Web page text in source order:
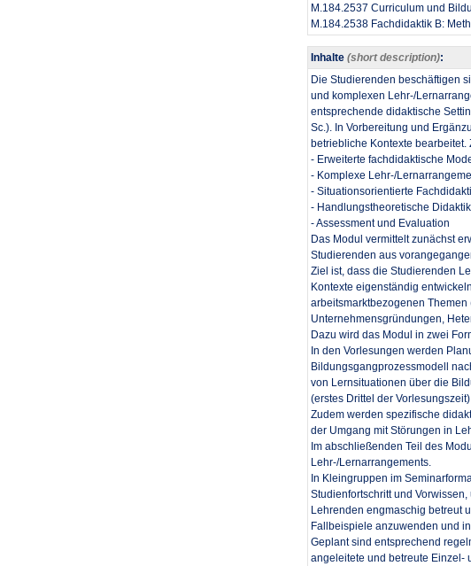
M.184.2537 Curriculum und
M.184.2538 Fachdidaktik B:
Inhalte (short description):
​Die Studierenden beschäftigen
und komplexen Lehr-/
entsprechende didaktische
Sc.). In Vorbereitung und
betriebliche Kontexte
- Erweiterte fachdidaktische
- Komplexe Lehr-/
- Situationsorientierte
- Handlungstheoretische Didaktik
- Assessment und Evaluation
Das Modul vermittelt zunächst
Studierenden aus
Ziel ist, dass die Studierenden
Kontexte eigenständig
arbeitsmarktbezogenen
Unternehmensgründungen,
Dazu wird das Modul in zwei
In den Vorlesungen werden
Bildungsgangprozessmodell
von Lernsituationen über die
(erstes Drittel der
Zudem werden spezifische
der Umgang mit Störungen in
Im abschließenden Teil des
Lehr-/Lernarrangements.
In Kleingruppen im
Studienfortschritt und
Lehrenden engmaschig betreut
Fallbeispiele anzuwenden und
Geplant sind entsprechend
angeleitete und betreute Einzel-